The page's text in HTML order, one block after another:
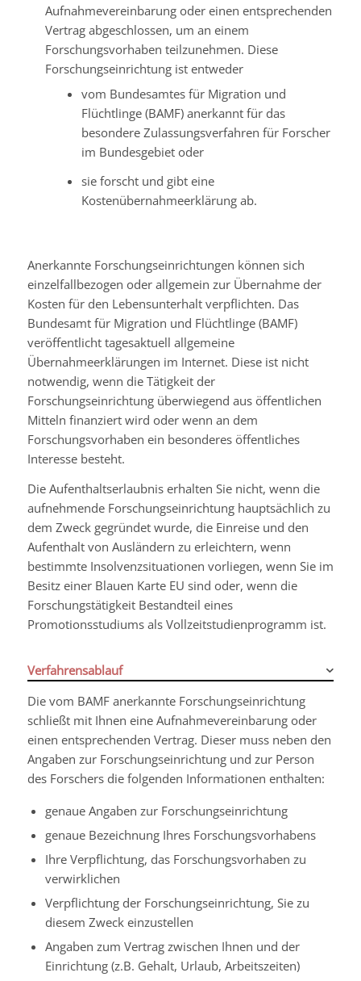
Aufnahmevereinbarung oder einen entsprechenden
Vertrag abgeschlossen, um an einem
Forschungsvorhaben teilzunehmen. Diese
Forschungseinrichtung ist entweder
vom Bundesamtes für Migration und
Flüchtlinge (BAMF) anerkannt für das
besondere Zulassungsverfahren für Forscher
im Bundesgebiet oder
sie forscht und gibt eine
Kostenübernahmeerklärung ab.
Anerkannte Forschungseinrichtungen können sich
einzelfallbezogen oder allgemein zur Übernahme der
Kosten für den Lebensunterhalt verpflichten. Das
Bundesamt für Migration und Flüchtlinge (BAMF)
veröffentlicht tagesaktuell allgemeine
Übernahmeerklärungen im Internet. Diese ist nicht
notwendig, wenn die Tätigkeit der
Forschungseinrichtung überwiegend aus öffentlichen
Mitteln finanziert wird oder wenn an dem
Forschungsvorhaben ein besonderes öffentliches
Interesse besteht.
Die Aufenthaltserlaubnis erhalten Sie nicht, wenn die
aufnehmende Forschungseinrichtung hauptsächlich zu
dem Zweck gegründet wurde, die Einreise und den
Aufenthalt von Ausländern zu erleichtern, wenn
bestimmte Insolvenzsituationen vorliegen, wenn Sie im
Besitz einer Blauen Karte EU sind oder, wenn die
Forschungstätigkeit Bestandteil eines
Promotionsstudiums als Vollzeitstudienprogramm ist.
Verfahrensablauf
Die vom BAMF anerkannte Forschungseinrichtung
schließt mit Ihnen eine Aufnahmevereinbarung oder
einen entsprechenden Vertrag. Dieser muss neben den
Angaben zur Forschungseinrichtung und zur Person
des Forschers die folgenden Informationen enthalten:
genaue Angaben zur Forschungseinrichtung
genaue Bezeichnung Ihres Forschungsvorhabens
Ihre Verpflichtung, das Forschungsvorhaben zu
verwirklichen
Verpflichtung der Forschungseinrichtung, Sie zu
diesem Zweck einzustellen
Angaben zum Vertrag zwischen Ihnen und der
Einrichtung (z.B. Gehalt, Urlaub, Arbeitszeiten)